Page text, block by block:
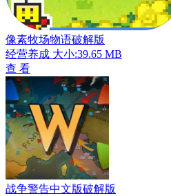
像素牧场物语破解版
经营养成 大小:39.65 MB
查 看
战争警告中文版破解版